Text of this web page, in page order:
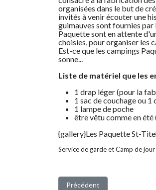
organisées dans le but de
invités à venir écouter une
guimauves sont fournies
Paquette sont en attente
choisies, pour organiser les
Est-ce que les campings
sonne...
Liste de matériel que les
1 drap léger (pour la
1 sac de couchage ou
1 lampe de poche
être vêtu comme en
{gallery}Les Paquette St-
Service de garde et Camp de jour
Article précédent : Le
Précédent